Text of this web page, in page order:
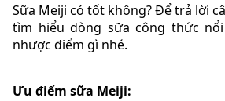
Sữa Meiji có tốt không? Để trả lời
tìm hiểu dòng sữa công thức
nhược điểm gì nhé.
Ưu điểm sữa Meiji: